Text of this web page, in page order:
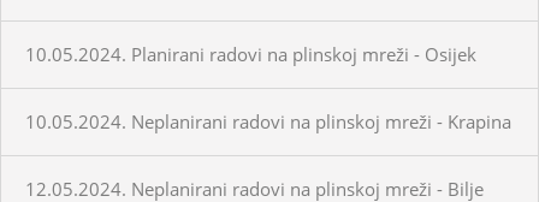
10.05.2024. Planirani radovi na plinskoj mreži - Osijek
10.05.2024. Neplanirani radovi na plinskoj mreži - Krapina
12.05.2024. Neplanirani radovi na plinskoj mreži - Bilje